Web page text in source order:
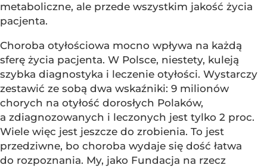
metaboliczne, ale przede wszystkim jakość życia
pacjenta.
Choroba otyłościowa mocno wpływa na każdą
sferę życia pacjenta. W Polsce, niestety, kuleją
szybka diagnostyka i leczenie otyłości. Wystarczy
zestawić ze sobą dwa wskaźniki: 9 milionów
chorych na otyłość dorosłych Polaków,
a zdiagnozowanych i leczonych jest tylko 2 proc.
Wiele więc jest jeszcze do zrobienia. To jest
przedziwne, bo choroba wydaje się dość łatwa
do rozpoznania. My, jako Fundacja na rzecz